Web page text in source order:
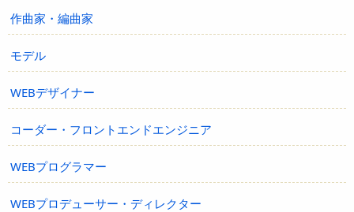
作曲家・編曲家
モデル
WEBデザイナー
コーダー・フロントエンドエンジニア
WEBプログラマー
WEBプロデューサー・ディレクター